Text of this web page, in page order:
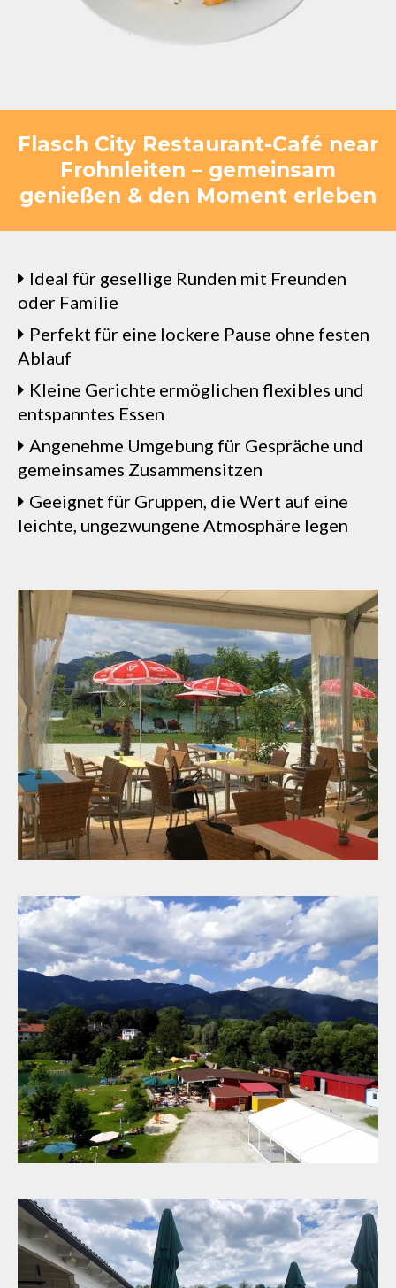
Flasch City Restaurant-Café near
Frohnleiten – gemeinsam
genießen & den Moment erleben
Ideal für gesellige Runden mit Freunden
oder Familie
Perfekt für eine lockere Pause ohne festen
Ablauf
Kleine Gerichte ermöglichen flexibles und
entspanntes Essen
Angenehme Umgebung für Gespräche und
gemeinsames Zusammensitzen
Geeignet für Gruppen, die Wert auf eine
leichte, ungezwungene Atmosphäre legen